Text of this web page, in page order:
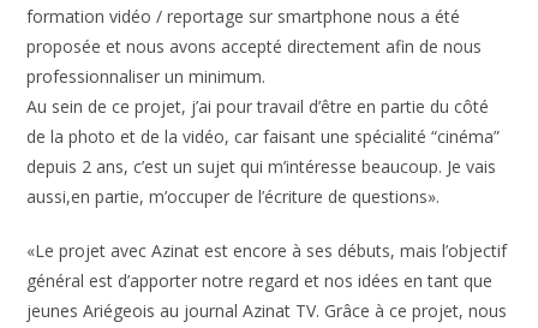
formation vidéo / reportage sur smartphone nous a été
proposée et nous avons accepté directement afin de nous
professionnaliser un minimum.
Au sein de ce projet, j’ai pour travail d’être en partie du côté
de la photo et de la vidéo, car faisant une spécialité “cinéma”
depuis 2 ans, c’est un sujet qui m’intéresse beaucoup. Je vais
aussi,en partie, m’occuper de l’écriture de questions».
«Le projet avec Azinat est encore à ses débuts, mais l’objectif
général est d’apporter notre regard et nos idées en tant que
jeunes Ariégeois au journal Azinat TV. Grâce à ce projet, nous